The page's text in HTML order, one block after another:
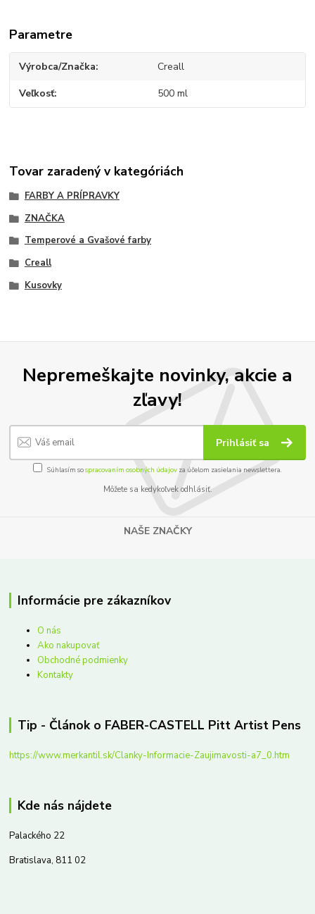
Parametre
Výrobca/Značka Creall
Veľkosť 500 ml
Tovar zaradený v kategóriách
FARBY A PRÍPRAVKY
ZNAČKA
Temperové a Gvašové farby
Creall
Kusovky
Nepremeškajte novinky, akcie a
zľavy!
Prihlásiť sa
Súhlasím sospracovaním osobných údajov za účelom zasielania newslettera.
Môžete sa kedykoľvek odhlásiť.
NAŠE ZNAČKY
Informácie pre zákazníkov
O nás
Ako nakupovať
Obchodné podmienky
Kontakty
Tip - Článok o FABER-CASTELL Pitt Artist Pens
https://www.merkantil.sk/Clanky-Informacie-Zaujimavosti-a7_0.htm
Kde nás nájdete
Palackého 22
Bratislava, 811 02